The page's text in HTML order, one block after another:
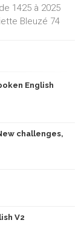
1425 à 2025
Bleuzé 74
English
challenges,
V2